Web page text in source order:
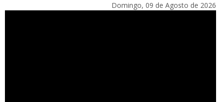
Domingo, 09 de Agosto de 2026